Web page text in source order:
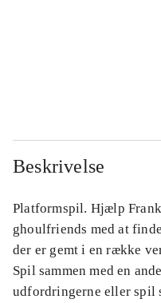
Beskrivelse
Platformspil. Hjælp
ghoulfriends med at
der er gemt i en række
Spil sammen med en
udfordringerne eller